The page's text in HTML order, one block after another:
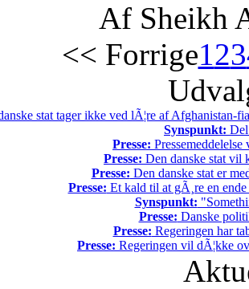
Af Sheikh
<< Forrige123
stat tager ikke ved lÃ¦re af Afghanistan-
Synspunkt:
Presse:
Presse: Den danske stat vil
Presse: Den danske stat er
Presse: Et kald til at gÃ¸re en
Synspunkt:
Presse: Danske
Presse: Regeringen har
Presse: Regeringen vil dÃ¦kke